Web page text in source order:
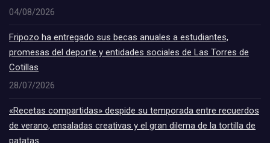
04/08/2026
Fripozo ha entregado sus becas anuales a estudiantes,
promesas del deporte y entidades sociales de Las Torres de
Cotillas
28/07/2026
«Recetas compartidas» despide su temporada entre recuerdos
de verano, ensaladas creativas y el gran dilema de la tortilla de
patatas